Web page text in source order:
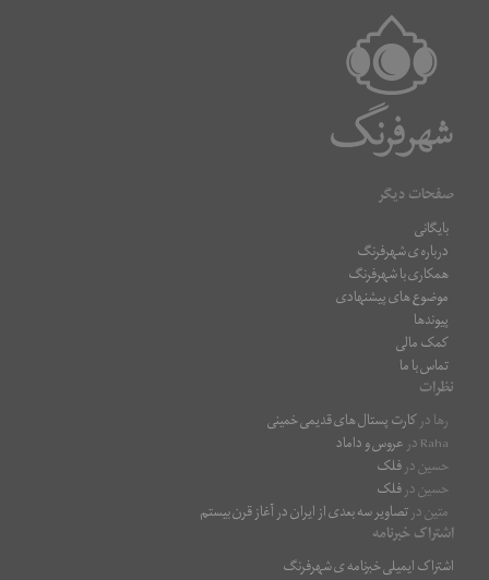
صفحات دیگر
بایگانی
درباره ی شهرفرنگ
همکاری با شهرفرنگ
موضوع های پیشنهادی
پیوندها
کمک مالی
تماس با ما
نظرات
رهادرکارت پستال های قدیمی خمینی
Rahaدرعروس و داماد
حسیندرفلک
حسیندرفلک
متیندرتصاویر سه بعدی از ایران در آغاز قرن بیستم
اشتراک خبرنامه
اشتراک ایمیلی خبرنامه ی شهرفرنگ